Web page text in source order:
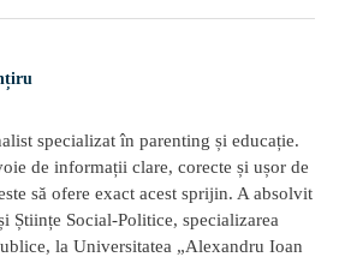
specializat în parenting și educație.
de informații clare, corecte și ușor de
să ofere exact acest sprijin. A absolvit
Științe Social-Politice, specializarea
la Universitatea „Alexandru Ioan